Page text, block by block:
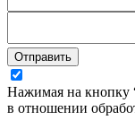
Отправить
Нажимая на кнопку
в отношении